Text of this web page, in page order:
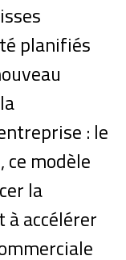
planifiés
: le
ce modèle
la
accélérer